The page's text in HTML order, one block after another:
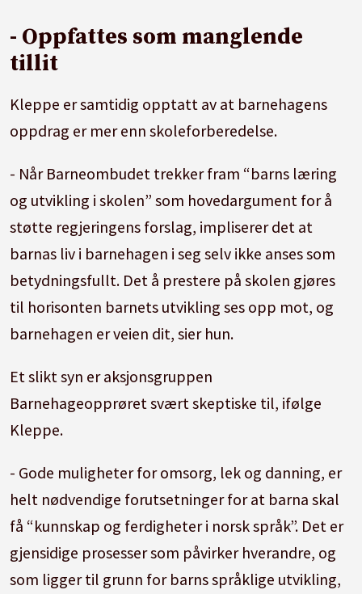
- Oppfattes som manglende
tillit
Kleppe er samtidig opptatt av at barnehagens
oppdrag er mer enn skoleforberedelse.
- Når Barneombudet trekker fram “barns læring
og utvikling i skolen” som hovedargument for å
støtte regjeringens forslag, impliserer det at
barnas liv i barnehagen i seg selv ikke anses som
betydningsfullt. Det å prestere på skolen gjøres
til horisonten barnets utvikling ses opp mot, og
barnehagen er veien dit, sier hun.
Et slikt syn er aksjonsgruppen
Barnehageopprøret svært skeptiske til, ifølge
Kleppe.
- Gode muligheter for omsorg, lek og danning, er
helt nødvendige forutsetninger for at barna skal
få “kunnskap og ferdigheter i norsk språk”. Det er
gjensidige prosesser som påvirker hverandre, og
som ligger til grunn for barns språklige utvikling,